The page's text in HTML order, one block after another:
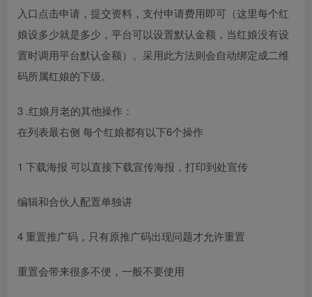
入口点击申请，提交资料，支付申请费用即可（这里每个红
娘设多少就是多少，平台可以设置默认金额，当红娘没有设
置时调用平台默认金额）。采用此方法则会自动绑定成二维
码所属红娘的下级。
3 .红娘月老的其他操作：
在列表最右侧 每个红娘都有以下6个操作
1 下载海报 可以直接下载宣传海报，打印到处宣传
编辑和合伙人配置单独讲
4 重置推广码，只有原推广码出现问题才允许重置
重置会带来很多不便，一般不要使用